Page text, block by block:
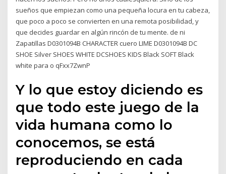
sueños que empiezan como una pequeña locura en tu cabeza,
que poco a poco se convierten en una remota posibilidad, y
que decides guardar en algún rincón de tu mente. de ni
Zapatillas D0301094B CHARACTER cuero LIME D0301094B DC
SHOE Silver SHOES WHITE DCSHOES KIDS Black SOFT Black
white para o qFxx7ZwnP
Y lo que estoy diciendo es
que todo este juego de la
vida humana como lo
conocemos, se está
reproduciendo en cada